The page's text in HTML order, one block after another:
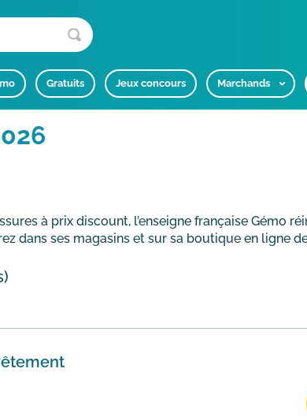
Gratuits Jeux concours Marchands
à prix discount, l’enseigne française Gémo
dans ses magasins et sur sa boutique en ligne